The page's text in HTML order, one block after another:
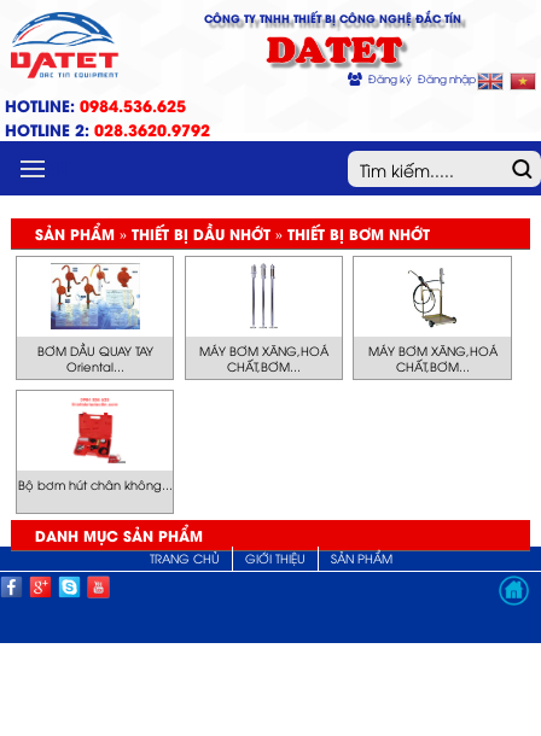
CÔNG TY TNHH THIẾT BỊ CÔNG NGHỆ ĐẮC TÍN
DATET
Đăng ký Đăng nhập
HOTLINE: 0984.536.625
HOTLINE 2: 028.3620.9792
MENU
SẢN PHẨM » THIẾT BỊ DẦU NHỚT » THIẾT BỊ BƠM NHỚT
BƠM DẦU QUAY TAY
Oriental...
MÁY BƠM XĂNG,HOÁ
CHẤT,BƠM...
MÁY BƠM XĂNG,HOÁ
CHẤT,BƠM...
Bộ bơm hút chân không...
DANH MỤC SẢN PHẨM
TRANG CHỦ GIỚI THIỆU SẢN PHẨM